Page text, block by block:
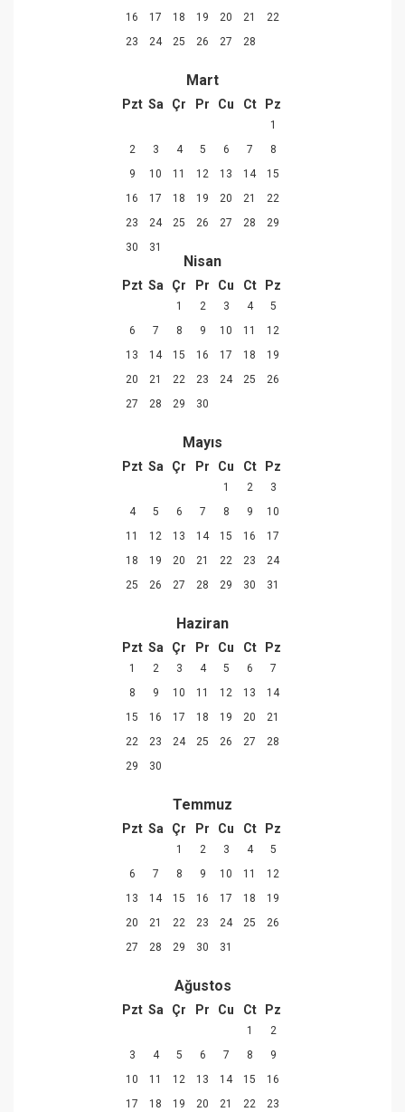
16 17 18 19 20 21
22
23
24 25 26 27 28
Mart
Pzt Sa Çr Pr Cu Ct Pz
1
2
3 4 5 6 7
8
9
10 11 12 13 14
15
16
17 18 19 20 21
22
23
24 25 26 27 28
29
30
31
Nisan
Pzt Sa Çr Pr Cu Ct Pz
1 2 3 4
5
6
7 8 9 10 11
12
13
14 15 16 17 18
19
20
21 22 23 24 25
26
27
28 29 30
Mayıs
Pzt Sa Çr Pr Cu Ct Pz
1 2
3
4
5 6 7 8 9
10
11
12 13 14 15 16
17
18
19 20 21 22 23
24
25
26 27 28 29 30 31
Haziran
Pzt Sa Çr Pr Cu Ct Pz
1 2 3 4 5 6
7
8
9 10 11 12 13
14
15
16 17 18 19 20
21
22
23 24 25 26 27
28
29
30
Temmuz
Pzt Sa Çr Pr Cu Ct Pz
1 2 3 4
5
6
7 8 9 10 11
12
13
14 15 16 17 18
19
20
21 22 23 24 25
26
27
28 29 30 31
Ağustos
Pzt Sa Çr Pr Cu Ct Pz
1
2
3
4 5 6 7 8
9
10
11 12 13 14 15
16
17
18 19 20 21 22
23